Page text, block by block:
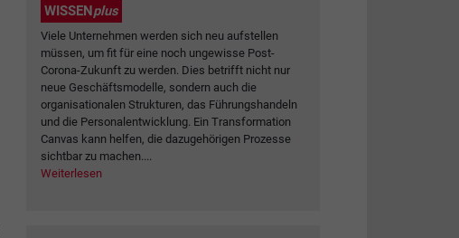
WISSENplus
Viele Unternehmen werden sich neu aufstellen
müssen, um fit für eine noch ungewisse Post-
Corona-Zukunft zu werden. Dies betrifft nicht nur
neue Geschäftsmodelle, sondern auch die
organisationalen Strukturen, das Führungshandeln
und die Personalentwicklung. Ein Transformation
Canvas kann helfen, die dazugehörigen Prozesse
sichtbar zu machen....
Weiterlesen